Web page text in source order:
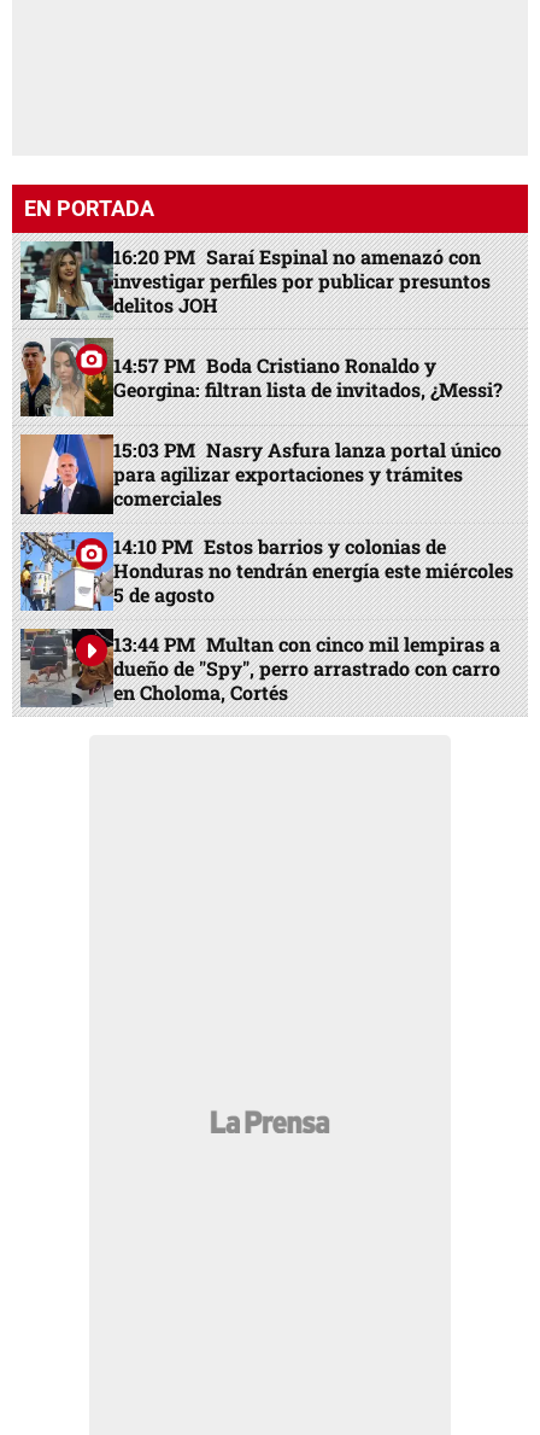
EN PORTADA
16:20 PM Saraí Espinal no amenazó con
investigar perfiles por publicar presuntos
delitos JOH
14:57 PM Boda Cristiano Ronaldo y
Georgina: filtran lista de invitados, ¿Messi?
15:03 PM Nasry Asfura lanza portal único
para agilizar exportaciones y trámites
comerciales
14:10 PM Estos barrios y colonias de
Honduras no tendrán energía este miércoles
5 de agosto
13:44 PM Multan con cinco mil lempiras a
dueño de "Spy", perro arrastrado con carro
en Choloma, Cortés